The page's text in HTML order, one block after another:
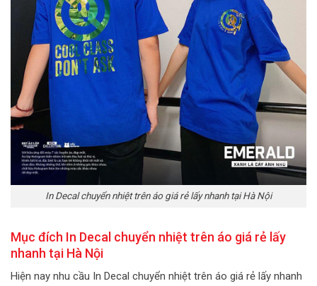
In Decal chuyển nhiệt trên áo giá rẻ lấy nhanh tại Hà Nội
Mục đích In Decal chuyển nhiệt trên áo giá rẻ lấy
nhanh tại Hà Nội
Hiện nay nhu cầu In Decal chuyển nhiệt trên áo giá rẻ lấy nhanh